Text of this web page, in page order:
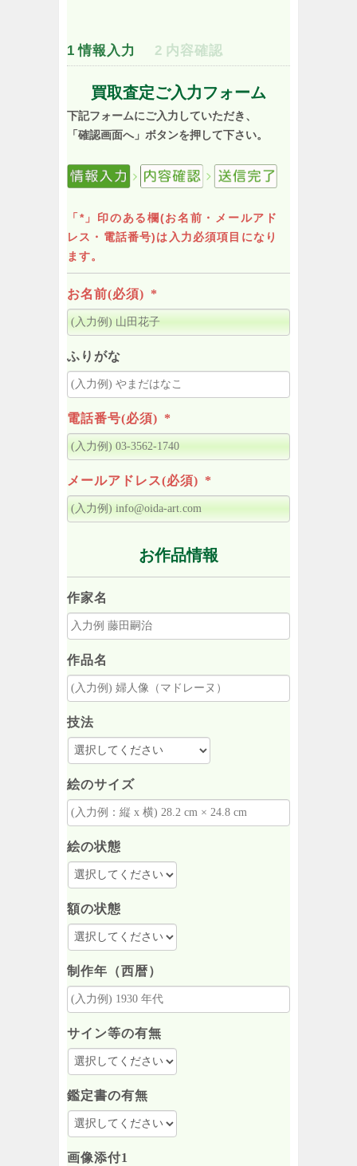
1 情報入力 2 内容確認
買取査定ご入力フォーム
下記フォームにご入力していただき、
「確認画面へ」ボタンを押して下さい。
「*」印のある欄(お名前・メールアド
レス・電話番号)は入力必須項目になり
ます。
お名前(必須) *
ふりがな
電話番号(必須) *
メールアドレス(必須) *
お作品情報
作家名
作品名
技法
絵のサイズ
絵の状態
額の状態
制作年（西暦）
サイン等の有無
鑑定書の有無
画像添付1